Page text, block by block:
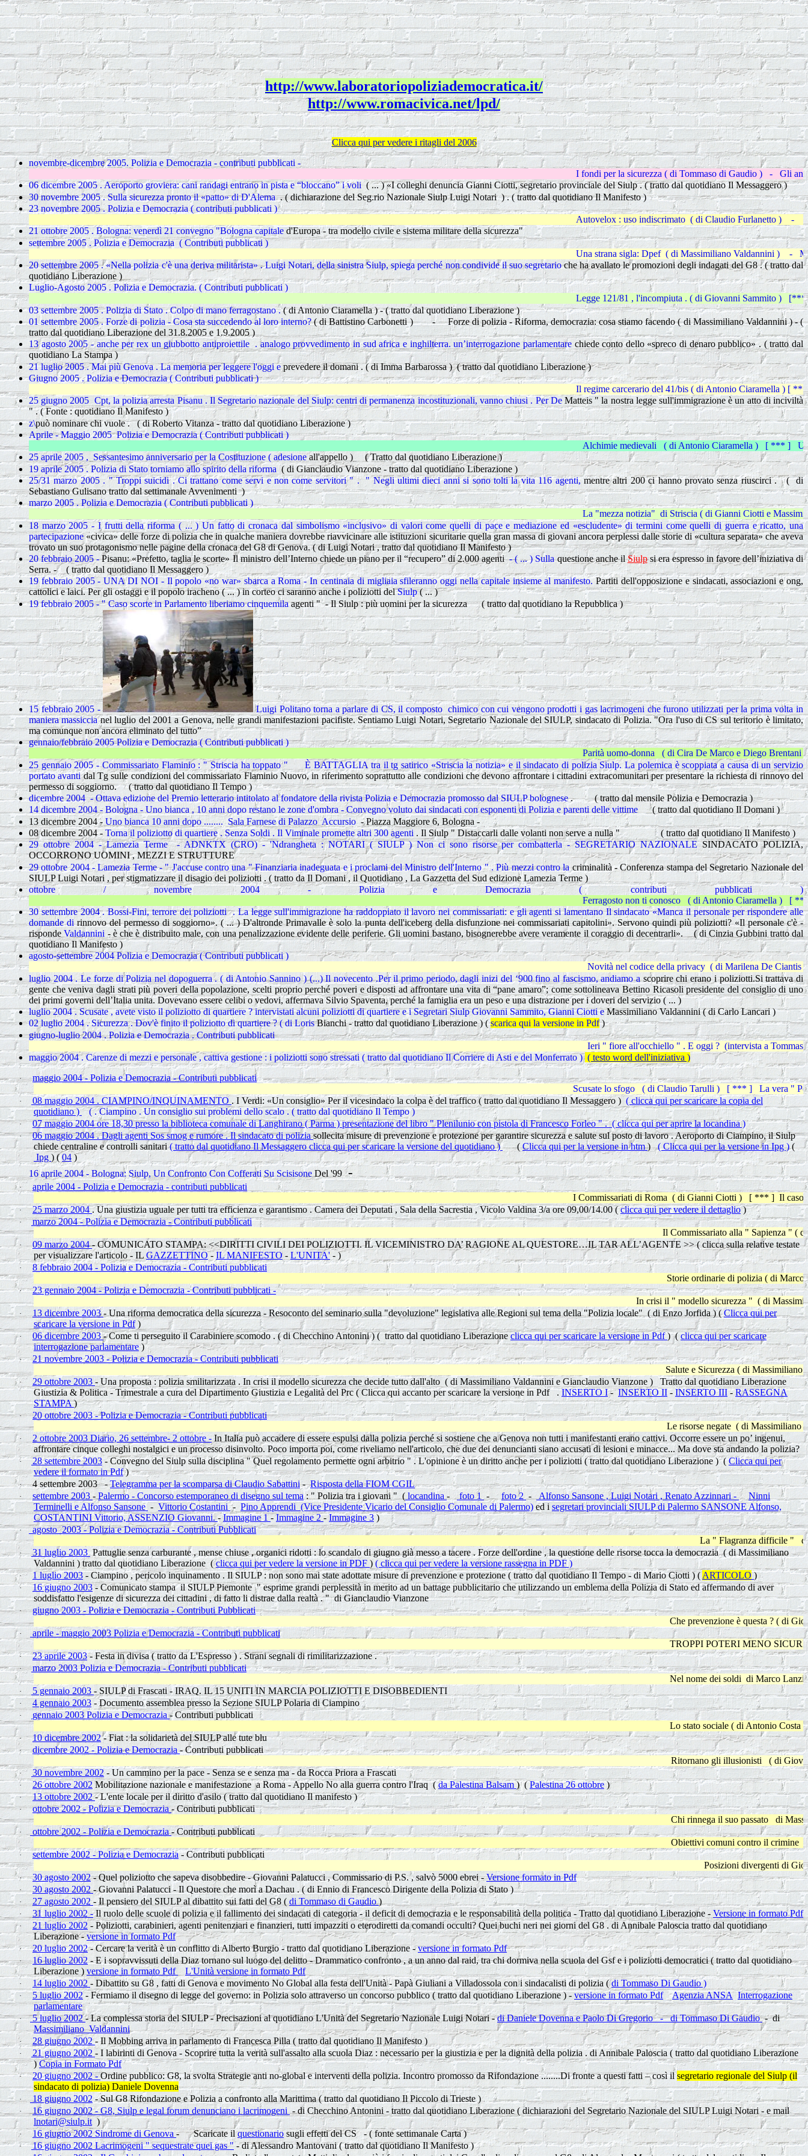
http://www.laboratoriopoliziademocratica.it/
http://www.romacivica.net/lpd/
Clicca qui per vedere i ritagli del 2006
novembre-dicembre 2005. Polizia e Democrazia - contributi pubblicati -
I fondi per la sicurezza ( di Tommaso di Gaudio ) - Gli antichi problemi ( di
06 dicembre 2005 . Aeroporto groviera: cani randagi entrano in pista e “bloccano” i voli( ... )«I colleghi denuncia Gianni Ciotti, segretario provinciale del Siulp . ( tratto dal quotidiano Il Messaggero )
30 novembre 2005 .Sulla sicurezza pronto il «patto» di D'Alema. ( dichiarazione del Seg.rio Nazionale Siulp Luigi Notari ) . ( tratto dal quotidiano Il Manifesto )
23 novembre 2005 . Polizia e Democrazia ( contributi pubblicati )
Autovelox : uso indiscrimato ( di Claudio Furlanetto ) - Tutti bocciati
21 ottobre 2005 . Bologna: venerdì 21 convegno "Bologna capitale d'Europa - tra modello civile e sistema militare della sicurezza"
settembre 2005 . Polizia e Democrazia ( Contributi pubblicati )
Una strana sigla: Dpef ( di Massimiliano Valdannini ) - Mai più un'altra
20 settembre 2005 . «Nella polizia c'è una deriva militarista» . Luigi Notari, della sinistra Siulp, spiega perché non condivide il suo segretarioche ha avallato le promozioni degli indagati del G8 . ( tratto dal
quotidiano Liberazione )
Luglio-Agosto 2005 . Polizia e Democrazia. ( Contributi pubblicati )
Legge 121/81 , l'incompiuta . ( di Giovanni Sammito ) [***] Dialogo della
03 settembre 2005 . Polizia di Stato . Colpo di mano ferragostano .( di Antonio Ciaramella ) - ( tratto dal quotidiano Liberazione )
01 settembre 2005 . Forze di polizia - Cosa sta succedendo al loro interno?( di Battistino Carbonetti ) - Forze di polizia - Riforma, democrazia: cosa stiamo facendo ( di Massimiliano Valdannini ) - (
tratto dal quotidiano Liberazione del 31.8.2005 e 1.9.2005 )
13 agosto 2005 - anche per rex un giubbotto antiproiettile . analogo provvedimento in sud africa e inghilterra. un’interrogazione parlamentare chiede conto dello «spreco di denaro pubblico». ( tratto dal
quotidiano La Stampa )
21 luglio 2005 . Mai più Genova . La memoria per leggere l'oggi eprevedere il domani . ( di Imma Barbarossa ) ( tratto dal quotidiano Liberazione )
Giugno 2005 . Polizia e Democrazia ( Contributi pubblicati )
Il regime carcerario del 41/bis ( di Antonio Ciaramella ) [ *** ] Qualcosa si
25 giugno 2005 Cpt, la polizia arresta Pisanu . Il Segretario nazionale del Siulp: centri di permanenza incostituzionali, vanno chiusi . Per De Matteis " la nostra legge sull'immigrazione è un atto di inciviltà
" . ( Fonte : quotidiano Il Manifesto )
z\può nominare chi vuole . ( di Roberto Vitanza - tratto dal quotidiano Liberazione )
Aprile - Maggio 2005 Polizia e Democrazia ( Contributi pubblicati )
Alchimie medievali ( di Antonio Ciaramella ) [ *** ] Una collaborazione
25 aprile 2005 , Sessantesimo anniversario per la Costituzione ( adesioneall'appello ) ( Tratto dal quotidiano Liberazione )
19 aprile 2005 . Polizia di Stato torniamo allo spirito della riforma ( di Gianclaudio Vianzone - tratto dal quotidiano Liberazione )
25/31 marzo 2005 . " Troppi suicidi . Ci trattano come servi e non come servitori " . " Negli ultimi dieci anni si sono tolti la vita 116 agenti,mentre altri 200 ci hanno provato senza riuscirci . ( di
Sebastiano Gulisano tratto dal settimanale Avvenimenti )
marzo 2005 . Polizia e Democrazia ( Contributi pubblicati )
La "mezza notizia" di Striscia ( di Gianni Ciotti e Massimiliano
18 marzo 2005 - I frutti della riforma ( ... ) Un fatto di cronaca dal simbolismo «inclusivo» di valori come quelli di pace e mediazione ed «escludente» di termini come quelli di guerra e ricatto, una
partecipazione«civica» delle forze di polizia che in qualche maniera dovrebbe riavvicinare alle istituzioni sicuritarie quella gran massa di giovani ancora perplessi dalle storie di «cultura separata» che aveva
trovato un suo protagonismo nelle pagine della cronaca del G8 di Genova. ( di Luigi Notari , tratto dal quotidiano Il Manifesto )
20 febbraio 2005 -Pisanu: «Prefetto, taglia le scorte»Il ministro dell’Interno chiede un piano per il “recupero” di 2.000 agenti- ( ... )Sullaquestione anche ilSiulpsi era espresso in favore dell’iniziativa di
Serra. - ( tratto dal quotidiano Il Messaggero )
19 febbraio 2005 - UNA DI NOI -Il popolo «no war» sbarca a Roma -In centinaia di migliaia sfileranno oggi nella capitale insieme al manifesto.Partiti dell'opposizione e sindacati, associazioni e ong,
cattolici e laici. Per gli ostaggi e il popolo iracheno ( ... ) in corteo ci saranno anche i poliziotti delSiulp( ... )
19 febbraio 2005 - " Caso scorte in Parlamento liberiamo cinquemilaagenti " - Il Siulp : più uomini per la sicurezza ( tratto dal quotidiano la Repubblica )
15 febbraio 2005 - Luigi Politanotorna a parlare di CS, il composto chimico con cui vengono prodotti i gas lacrimogeni che furono utilizzati per la prima volta in
maniera massiccianel luglio del 2001 a Genova, nelle grandi manifestazioni pacifiste. SentiamoLuigi Notari, Segretario Nazionale del SIULP, sindacato di Polizia. "Ora l'uso di CS sul teritorio è limitato,
ma comunque non ancora eliminato del tutto”
gennaio/febbraio 2005 Polizia e Democrazia ( Contributi pubblicati )
Parità uomo-donna ( di Cira De Marco e Diego Brentani ) [ *** ] Al
25 gennaio 2005 - Commissariato Flaminio : " Striscia ha toppato "È BATTAGLIA tra il tg satirico «Striscia la notizia» e il sindacato di polizia Siulp. La polemica è scoppiata a causa di un servizio
portato avantidal Tg sulle condizioni del commissariato Flaminio Nuovo, in riferimento soprattutto alle condizioni che devono affrontare i cittadini extracomunitari per presentare la richiesta di rinnovo del
permesso di soggiorno.( tratto dal quotidiano Il Tempo )
dicembre 2004 - Ottava edizione del Premio letterario intitolato al fondatore della rivista Polizia e Democrazia promosso dal SIULP bolognese. ( tratto dal mensile Polizia e Democrazia )
14 dicembre 2004 - Bologna - Uno bianca , 10 anni dopo restano le zone d'ombra - Convegno voluto dai sindacati con esponenti di Polizia e parenti delle vittime( tratto dal quotidiano Il Domani )
13 dicembre 2004 -Uno bianca 10 anni dopo ........ Sala Farnese di Palazzo Accursio- Piazza Maggiore 6, Bologna -
08 dicembre 2004 - Torna il poliziotto di quartiere . Senza Soldi . Il Viminale promette altri 300 agenti . Il Siulp " Distaccarli dalle volanti non serve a nulla " ( tratto dal quotidiano Il Manifesto )
29 ottobre 2004 - Lamezia Terme - ADNKTX (CRO) - 'Ndrangheta : NOTARI ( SIULP ) Non ci sono risorse per combatterla - SEGRETARIO NAZIONALESINDACATO POLIZIA,
OCCORRONO UOMINI , MEZZI E STRUTTURE
29 ottobre 2004 - Lamezia Terme - " J'accuse contro una " Finanziaria inadeguata e i proclami del Ministro dell'Interno " . Più mezzi contro lacriminalità - Conferenza stampa del Segretario Nazionale del
SIULP Luigi Notari , per stigmatizzare il disagio dei poliziotti . ( tratto da Il Domani , il Quotidiano , La Gazzetta del Sud edizione Lamezia Terme )
ottobre / novembre 2004 - Polizia e Democrazia ( contributi pubblicati )
Ferragosto non ti conosco ( di Antonio Ciaramella ) [ *** ] Famiglie "
30 settembre 2004 .Bossi-Fini, terrore dei poliziotti.La legge sull'immigrazione ha raddoppiato il lavoro nei commissariati: e gli agenti si lamentano Il sindacato «Manca il personale per rispondere alle
domande dirinnovo del permesso di soggiorno». ( ... )D'altronde Primavalle è solo la punta dell'iceberg della disfunzione nei commissariati capitolini». Servono quindi più poliziotti? «Il personale c'è -
rispondeValdannini - è che è distribuito male, con una penalizzazione evidente delle periferie. Gli uomini bastano, bisognerebbe avere veramente il coraggio di decentrarli». ( di Cinzia Gubbini tratto dal
quotidiano Il Manifesto )
agosto-settembre 2004 Polizia e Democrazia ( Contributi pubblicati )
Novità nel codice della privacy ( di Marilena De Ciantis ) [ *** ] La
luglio 2004 . Le forze di Polizia nel dopoguerra . ( di Antonio Sannino ) (...) Il novecento .Per il primo periodo, dagli inizi del ‘900 fino al fascismo, andiamo ascoprire chi erano i poliziotti.Si trattava di
gente che veniva dagli strati più poveri della popolazione, scelti proprio perché poveri e disposti ad affrontare una vita di “pane amaro”; come sottolineava Bettino Ricasoli presidente del consiglio di uno
dei primi governi dell’Italia unita. Dovevano essere celibi o vedovi, affermava Silvio Spaventa, perché la famiglia era un peso e una distrazione per i doveri del servizio ( ... )
luglio 2004 . Scusate , avete visto il poliziotto di quartiere ? intervistati alcuni poliziotti di quartiere e i Segretari Siulp Giovanni Sammito, Gianni Ciotti eMassimiliano Valdannini ( di Carlo Lancari )
02 luglio 2004 . Sicurezza . Dov'è finito il poliziotto di quartiere ? ( di LorisBianchi - tratto dal quotidiano Liberazione ) (scarica qui la versione in Pdf)
giugno-luglio 2004 . Polizia e Democrazia . Contributi pubblicati
Ieri " fiore all'occhiello " . E oggi ? (intervista a Tommaso Di Gaudio ) [ ***
maggio 2004 . Carenze di mezzi e personale , cattiva gestione : i poliziotti sono stressati ( tratto dal quotidiano Il Corriere di Asti e del Monferrato ) ( testo word dell'iniziativa )
·
maggio 2004 - Polizia e Democrazia - Contributi pubblicati
Scusate lo sfogo ( di Claudio Tarulli ) [ *** ] La vera " Polizia di prossimità
· 08 maggio 2004 . CIAMPINO/INQUINAMENTO . I Verdi: «Un consiglio» Per il vicesindaco la colpa è del traffico( tratto dal quotidiano Il Messaggero ) ( clicca qui per scaricare la copia del
quotidiano ) ( . Ciampino . Un consiglio sui problemi dello scalo . ( tratto dal quotidiano Il Tempo )
· 07 maggio 2004 ore 18,30 presso la biblioteca comunale di Langhirano ( Parma ) presentazione del libro " Plenilunio con pistola di Francesco Forleo " . ( clicca qui per aprire la locandina )
· 06 maggio 2004 . Dagli agenti Sos smog e rumore . Il sindacato di polizia sollecita misure di prevenzione e protezione per garantire sicurezza e salute sul posto di lavoro . Aeroporto di Ciampino, il Siulp
chiede centraline e controlli sanitari( tratto dal quotidiano Il Messaggero clicca qui per scaricare la versione del quotidiano )(Clicca qui per la versione in htm)( Clicca qui per la versione in Ipg )(
Ipg ) (04 )
16 aprile 2004 - Bologna: Siulp, Un Confronto Con Cofferati Su Scisisone Del '99-
·
aprile 2004 - Polizia e Democrazia - contributi pubblicati
I Commissariati di Roma ( di Gianni Ciotti ) [ *** ] Il caso Matteo ( di
· 25 marzo 2004 . Una giustizia uguale per tutti tra efficienza e garantismo . Camera dei Deputati , Sala della Sacrestia , Vicolo Valdina 3/a ore 09,00/14.00 (clicca qui per vedere il dettaglio)
·
marzo 2004 - Polizia e Democrazia - Contributi pubblicati
Il Commissariato alla " Sapienza " ( di Gianni
· 09 marzo 2004- COMUNICATO STAMPA: <<DIRITTI CIVILI DEI POLIZIOTTI. IL VICEMINISTRO DA’ RAGIONE AL QUESTORE…IL TAR ALL’AGENTE >> ( clicca sulla relative testate
per visualizzare l'articolo - IL GAZZETTINO-IL MANIFESTO- L'UNITA' - )
·
8 febbraio 2004 - Polizia e Democrazia - Contributi pubblicati
Storie ordinarie di polizia ( di Marco Lanzi )
·
23 gennaio 2004 - Polizia e Democrazia - Contributi pubblicati -
In crisi il " modello sicurezza " ( di Massimiliano
· 13 dicembre 2003- Una riforma democratica della sicurezza - Resoconto del seminario sulla "devoluzione" legislativa alle Regioni sul tema della "Polizia locale" ( di Enzo Jorfida ) (Clicca qui per
scaricare la versione in Pdf)
· 06 dicembre 2003- Come ti perseguito il Carabiniere scomodo . ( di Checchino Antonini ) ( tratto dal quotidiano Liberazioneclicca qui per scaricare la versione in Pdf) ( clicca qui per scaricare
interrogazione parlamentare)
·
21 novembre 2003 - Polizia e Democrazia - Contributi pubblicati
Salute e Sicurezza ( di Massimiliano
· 29 ottobre 2003 - Una proposta : polizia smilitarizzata . In crisi il modello sicurezza che decide tutto dall'alto ( di Massimiliano Valdannini e Gianclaudio Vianzone ) Tratto dal quotidiano Liberazione
Giustizia & Politica - Trimestrale a cura del Dipartimento Giustizia e Legalità del Prc ( Clicca qui accanto per scaricare la versione in Pdf .INSERTO I-INSERTO II-INSERTO III-RASSEGNA
STAMPA)
·
20 ottobre 2003 - Polizia e Democrazia - Contributi pubblicati
Le risorse negate ( di Massimiliano
· 2 ottobre 2003 Diario, 26 settembre- 2 ottobre - In Italia può accadere di essere espulsi dalla polizia perché si sostiene che a Genova non tutti i manifestanti erano cattivi. Occorre essere un po’ ingenui,
affrontare cinque colleghi nostalgici e un processo disinvolto. Poco importa poi, come riveliamo nell'articolo, che due dei denuncianti siano accusati di lesioni e minacce... Ma dove sta andando la polizia?
· 28 settembre 2003 - Convegno del Siulp sulla disciplina " Quel regolamento permette ogni arbitrio " . L'opinione è un diritto anche per i poliziotti ( tratto dal quotidiano Liberazione ) (Clicca qui per
vedere il formato in Pdf)
· 4 settembre 2003 -Telegramma per la scomparsa di Claudio Sabattini-Risposta della FIOM CGIL
· settembre 2003 -Palermo - Concorso estemporaneo di disegno sul tema: " Polizia tra i giovani " ( locandina - foto 1 - foto 2 - Alfonso Sansone , Luigi Notari , Renato Azzinnari -
Ninni
Terminelli e Alfonso Sansone - Vittorio Costantini- Pino Apprendi (Vice Presidente Vicario del Consiglio Comunale di Palermo) ed i segretari provinciali SIULP di Palermo SANSONE Alfonso,
COSTANTINI Vittorio, ASSENZIO Giovanni. -Immagine 1-Immagine 2-Immagine 3)
· agosto2003 - Polizia e Democrazia - Contributi Pubblicati
La " Flagranza difficile " di
· 31 luglio 2003Pattuglie senza carburante , mense chiuse , organici ridotti : lo scandalo di giugno già messo a tacere . Forze dell'ordine , la questione delle risorse tocca la democrazia ( di Massimiliano
Valdannini ) tratto dal quotidiano Liberazione (clicca qui per vedere la versione in PDF ) ( clicca qui per vedere la versione rassegna in PDF )
· 1 luglio 2003- Ciampino , pericolo inquinamento . Il SIULP : non sono mai state adottate misure di prevenzione e protezione ( tratto dal quotidiano Il Tempo - di Mario Ciotti ) (ARTICOLO )
· 16 giugno 2003- Comunicato stampa il SIULP Piemonte " esprime grandi perplessità in merito ad un battage pubblicitario che utilizzando un emblema della Polizia di Stato ed affermando di aver
soddisfatto l'esigenze di sicurezza dei cittadini , di fatto li distrae dalla realtà . " di Gianclaudio Vianzone
·
giugno 2003 - Polizia e Democrazia - Contributi Pubblicati
Che prevenzione è questa ? ( di Giovanni
·
aprile - maggio 2003 Polizia e Democrazia - Contributi pubblicati
TROPPI POTERI MENO SICUREZZA (
· 23 aprile 2003- Festa in divisa ( tratto da L'Espresso ) . Strani segnali di rimilitarizzazione .
·
marzo 2003 Polizia e Democrazia - Contributi pubblicati
Nel nome dei soldi di Marco Lanzi [ *** ]
· 5 gennaio 2003 - SIULP di Frascati - IRAQ. IL 15 UNITI IN MARCIA POLIZIOTTI E DISOBBEDIENTI
· 4 gennaio 2003- Documento assemblea presso la Sezione SIULP Polaria di Ciampino
· gennaio 2003 Polizia e Democrazia- Contributi pubblicati
Lo stato sociale ( di Antonio Costa ) [ *** ]
· 10 dicembre 2002- Fiat : la solidarietà del SIULP alle tute blu
· dicembre 2002 - Polizia e Democrazia- Contributi pubblicati
Ritornano gli illusionisti ( di Giovanni
· 30 novembre 2002- Un cammino per la pace - Senza se e senza ma - da Rocca Priora a Frascati
· 26 ottobre 2002Mobilitazione nazionale e manifestazione a Roma - Appello No alla guerra contro l'Iraq (da Palestina Balsam) (Palestina 26 ottobre)
· 13 ottobre 2002- L'ente locale per il diritto d'asilo ( tratto dal quotidiano Il manifesto )
· ottobre 2002 - Polizia e Democrazia- Contributi pubblicati
Chi rinnega il suo passato di
· ottobre 2002 - Polizia e Democrazia- Contributi pubblicati
Obiettivi comuni contro il crimine di
· settembre 2002 - Polizia e Democrazia- Contributi pubblicati
Posizioni divergenti di Giovanni
· 30 agosto 2002- Quel poliziotto che sapeva disobbedire - Giovanni Palatucci , Commissario di P.S. , salvò 5000 ebrei -Versione formato in Pdf
· 30 agosto 2002- Giovanni Palatucci - Il Questore che morì a Dachau . ( di Ennio di Francesco Dirigente della Polizia di Stato )
· 27 agosto 2002- Il pensiero del SIULP al dibattito sui fatti del G8 (di Tommaso di Gaudio)
· 31 luglio 2002 -Il ruolo delle scuole di polizia e il fallimento dei sindacati di categoria - il deficit di democrazia e le responsabilità della politica - Tratto dal quotidiano Liberazione - Versione in formato Pdf
· 21 luglio 2002 - Poliziotti, carabinieri, agenti penitenziari e finanzieri, tutti impazziti o eterodiretti da comandi occulti? Quei buchi neri nei giorni del G8 . di Annibale Paloscia tratto dal quotidiano
Liberazione -versione in formato Pdf
· 20 luglio 2002- Cercare la verità è un conflitto di Alberto Burgio - tratto dal quotidiano Liberazione -versione in formato Pdf
· 16 luglio 2002- E i sopravvissuti della Diaz tornano sul luogo del delitto - Drammatico confronto , a un anno dal raid, tra chi dormiva nella scuola del Gsf e i poliziotti democratici ( tratto dal quotidiano
Liberazione )versione in formato Pdf L'Unità versione in formato Pdf
· 14 luglio 2002 - Dibattito su G8 , fatti di Genova e movimento No Global alla festa dell'Unità - Papà Giuliani a Villadossola con i sindacalisti di polizia (di Tommaso Di Gaudio )
· 5 luglio 2002- Fermiamo il disegno di legge del governo: in Polizia solo attraverso un concorso pubblico ( tratto dal quotidiano Liberazione ) -versione in formato Pdf Agenzia ANSA Interrogazione
parlamentare
· 5 luglio 2002- La complessa storia del SIULP - Precisazioni al quotidiano L'Unità del Segretario Nazionale Luigi Notari -di Daniele Dovenna e Paolo Di Gregorio - di Tommaso Di Gaudio- di
Massimiliano Valdannini
· 28 giugno 2002 - Il Mobbing arriva in parlamento di Francesca Pilla ( tratto dal quotidiano Il Manifesto )
· 21 giugno 2002 - I labirinti di Genova - Scoprire tutta la verità sull'assalto alla scuola Diaz : necessario per la giustizia e per la dignità della polizia . di Annibale Paloscia ( tratto dal quotidiano Liberazione
)Copia in Formato Pdf
· 20 giugno 2002-Ordine pubblico: G8, la svolta Strategie anti no-global e interventi della polizia. Incontro promosso da Rifondazione ........Di fronte a questi fatti – così ilsegretario regionale del Siulp (il
sindacato di polizia) Daniele Dovenna
· 18 giugno 2002- Sul G8 Rifondazione e Polizia a confronto alla Marittima ( tratto dal quotidiano Il Piccolo di Trieste )
· 16 giugno 2002 - G8, Siulp e legal forum denunciano i lacrimogeni- di Checchino Antonini - tratto dal quotidiano Liberazione ( dichiarazioni del Segretario Nazionale del SIULP Luigi Notari - e mail
lnotari@siulp.it )
· 16 giugno 2002 Sindrome di Genova- Scaricate ilquestionariosugli effetti del CS - ( fonte settimanale Carta )
· 16 giugno 2002 Lacrimogeni " sequestrate quei gas"- di Alessandro Mantovani ( tratto dal quotidiano Il Manifesto )